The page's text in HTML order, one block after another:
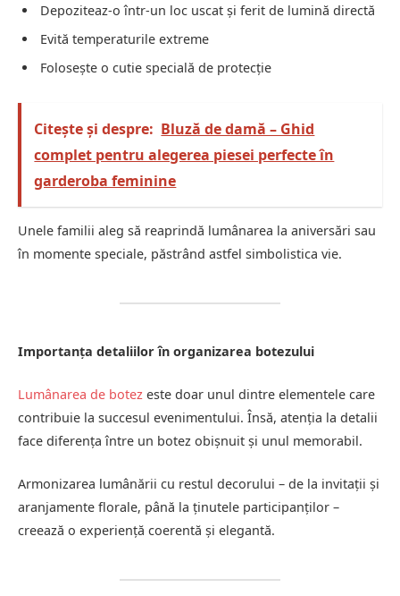
Depoziteaz-o într-un loc uscat și ferit de lumină directă
Evită temperaturile extreme
Folosește o cutie specială de protecție
Citește și despre: Bluză de damă – Ghid
complet pentru alegerea piesei perfecte în
garderoba feminine
Unele familii aleg să reaprindă lumânarea la aniversări sau
în momente speciale, păstrând astfel simbolistica vie.
Importanța detaliilor în organizarea botezului
Lumânarea de botez este doar unul dintre elementele care
contribuie la succesul evenimentului. Însă, atenția la detalii
face diferența între un botez obișnuit și unul memorabil.
Armonizarea lumânării cu restul decorului – de la invitații și
aranjamente florale, până la ținutele participanților –
creează o experiență coerentă și elegantă.